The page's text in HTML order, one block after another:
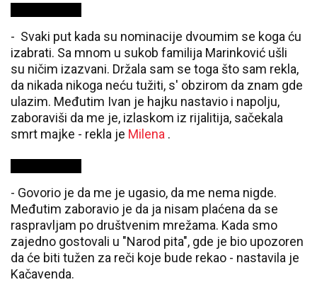
- Svaki put kada su nominacije dvoumim se koga ću
izabrati. Sa mnom u sukob familija Marinković ušli
su ničim izazvani. Držala sam se toga što sam rekla,
da nikada nikoga neću tužiti, s' obzirom da znam gde
ulazim. Međutim Ivan je hajku nastavio i napolju,
zaboraviši da me je, izlaskom iz rijalitija, sačekala
smrt majke - rekla je Milena .
- Govorio je da me je ugasio, da me nema nigde.
Međutim zaboravio je da ja nisam plaćena da se
raspravljam po društvenim mrežama. Kada smo
zajedno gostovali u "Narod pita", gde je bio upozoren
da će biti tužen za reči koje bude rekao - nastavila je
Kačavenda.